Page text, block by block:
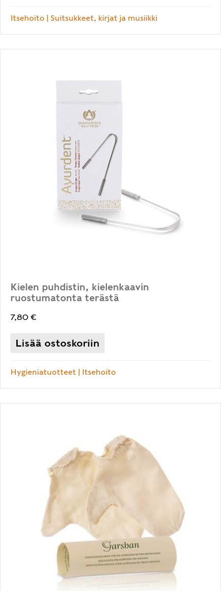
Itsehoito | Suitsukkeet, kirjat ja musiikki
Kielen puhdistin, kielenkaavin
ruostumatonta terästä
7,80 €
Lisää ostoskoriin
Hygieniatuotteet | Itsehoito